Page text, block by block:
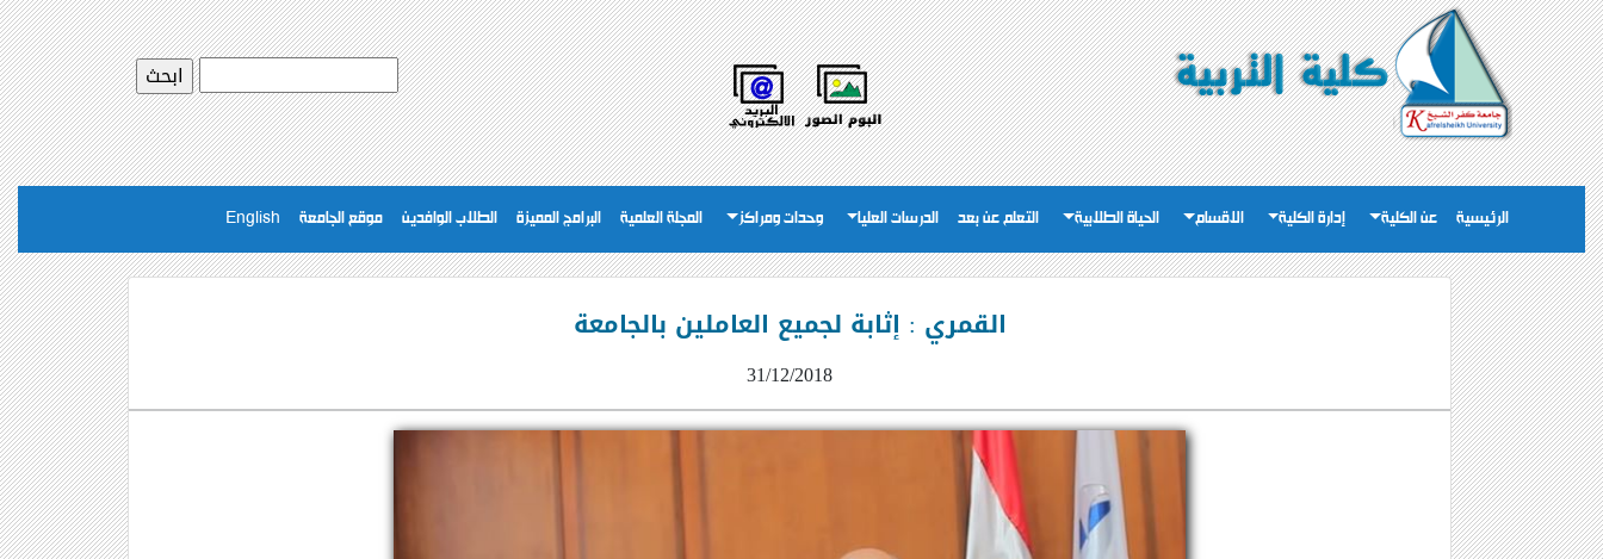
الرئيسية عن الكلية إدارة الكلية الاقسام الحياة الطلابية التعلم عن بعد الدرسات العليا وحدات ومراكز المجلة العلمية البرامج المميزة الطلاب الوافدين موقع الجامعة English
القمري : إثابة لجميع العاملين بالجامعة
31/12/2018